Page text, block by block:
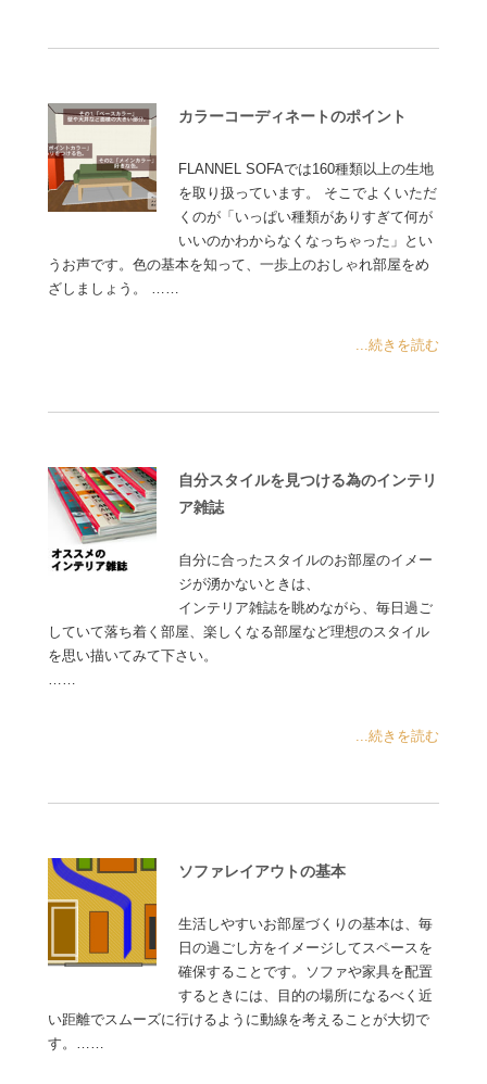
カラーコーディネートのポイント
FLANNEL SOFAでは160種類以上の生地
を取り扱っています。 そこでよくいただ
くのが「いっぱい種類がありすぎて何が
いいのかわからなくなっちゃった」とい
うお声です。色の基本を知って、一歩上のおしゃれ部屋をめ
ざしましょう。 ……
...続きを読む
自分スタイルを見つける為のインテリ
ア雑誌
自分に合ったスタイルのお部屋のイメー
ジが湧かないときは、
インテリア雑誌を眺めながら、毎日過ご
していて落ち着く部屋、楽しくなる部屋など理想のスタイル
を思い描いてみて下さい。
……
...続きを読む
ソファレイアウトの基本
生活しやすいお部屋づくりの基本は、毎
日の過ごし方をイメージしてスペースを
確保することです。ソファや家具を配置
するときには、目的の場所になるべく近
い距離でスムーズに行けるように動線を考えることが大切で
す。……